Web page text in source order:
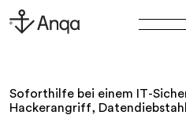
Soforthilfe bei einem IT-
Hackerangriff,